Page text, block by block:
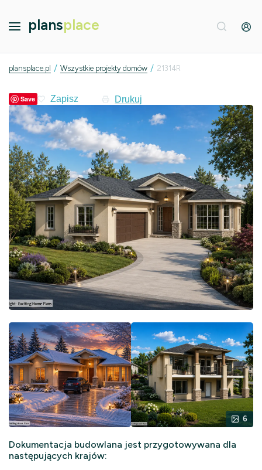
plansplace
plansplace.pl / Wszystkie projekty domów / 21314R
Save Drukuj
6
Dokumentacja budowlana jest przygotowywana dla
następujących krajów: